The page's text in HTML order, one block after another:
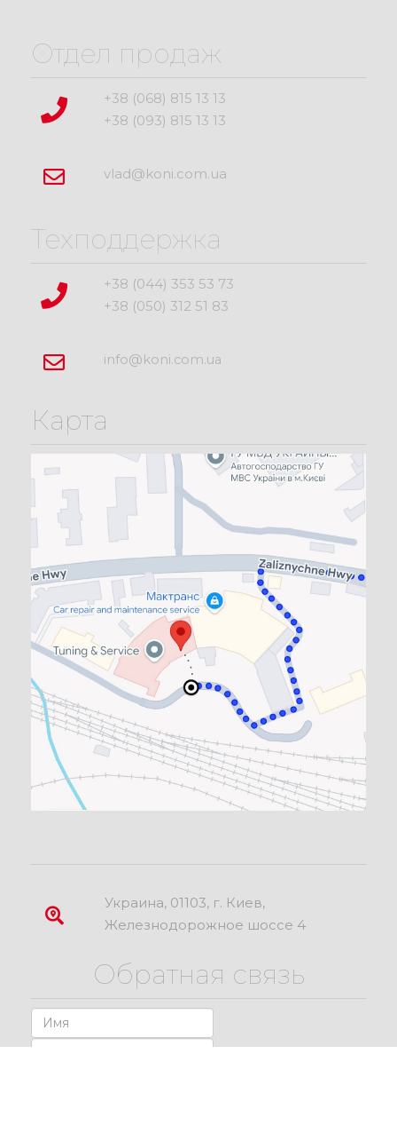
Отдел продаж
+38 (068) 815 13 13
+38 (093) 815 13 13
vlad@koni.com.ua
Техподдержка
+38 (044) 353 53 73
+38 (050) 312 51 83
info@koni.com.ua
Карта
Украина, 01103, г. Киев,
Железнодорожное шоссе 4
Обратная связь